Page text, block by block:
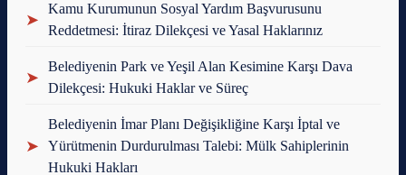
➤
Kamu Kurumunun Sosyal Yardım Başvurusunu
Reddetmesi: İtiraz Dilekçesi ve Yasal Haklarınız
➤
Belediyenin Park ve Yeşil Alan Kesimine Karşı Dava
Dilekçesi: Hukuki Haklar ve Süreç
➤
Belediyenin İmar Planı Değişikliğine Karşı İptal ve
Yürütmenin Durdurulması Talebi: Mülk Sahiplerinin
Hukuki Hakları